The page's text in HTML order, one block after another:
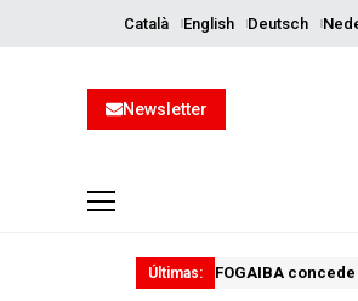
Català English Deutsch
Newsletter
Últimas: FOGAIBA